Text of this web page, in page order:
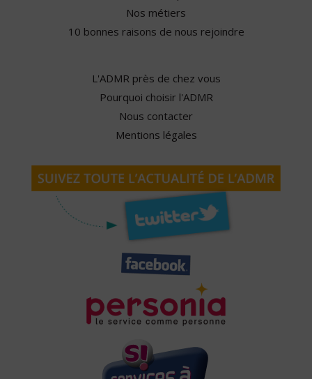
Nos métiers
10 bonnes raisons de nous rejoindre
L'ADMR près de chez vous
Pourquoi choisir l'ADMR
Nous contacter
Mentions légales